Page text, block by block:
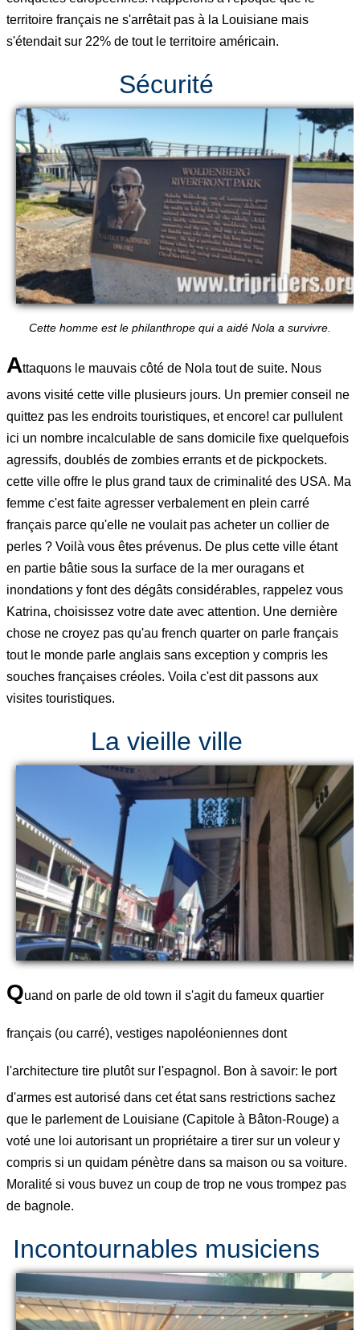
territoire français ne s'arrêtait pas à la Louisiane mais
s'étendait sur 22% de tout le territoire américain.
Sécurité
Cette homme est le philanthrope qui a aidé Nola a survivre.
Attaquons le mauvais côté de Nola tout de suite. Nous
avons visité cette ville plusieurs jours. Un premier conseil ne
quittez pas les endroits touristiques, et encore! car pullulent
ici un nombre incalculable de sans domicile fixe quelquefois
agressifs, doublés de zombies errants et de pickpockets.
cette ville offre le plus grand taux de criminalité des USA. Ma
femme c'est faite agresser verbalement en plein carré
français parce qu'elle ne voulait pas acheter un collier de
perles ? Voilà vous êtes prévenus. De plus cette ville étant
en partie bâtie sous la surface de la mer ouragans et
inondations y font des dégâts considérables, rappelez vous
Katrina, choisissez votre date avec attention. Une dernière
chose ne croyez pas qu'au french quarter on parle français
tout le monde parle anglais sans exception y compris les
souches françaises créoles. Voila c'est dit passons aux
visites touristiques.
La vieille ville
Quand on parle de old town il s'agit du fameux quartier
français (ou carré), vestiges napoléoniennes dont
l'architecture tire plutôt sur l'espagnol. Bon à savoir: le port
d'armes est autorisé dans cet état sans restrictions sachez
que le parlement de Louisiane (Capitole à Bâton-Rouge) a
voté une loi autorisant un propriétaire a tirer sur un voleur y
compris si un quidam pénètre dans sa maison ou sa voiture.
Moralité si vous buvez un coup de trop ne vous trompez pas
de bagnole.
Incontournables musiciens